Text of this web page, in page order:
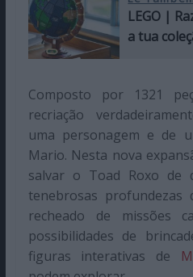
LEGO |
a tua
Composto por 1321
recriação
uma personagem e de
Mario. Nesta nova
salvar o Toad Roxo de
tenebrosas
recheado de missões
possibilidades de
figuras interativas de